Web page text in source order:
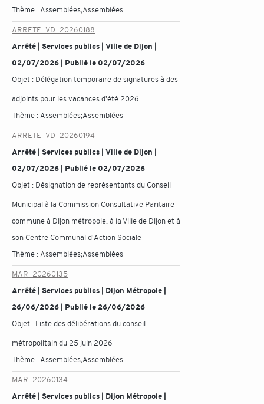
Thème : Assemblées;Assemblées
ARRETE_VD_20260188
Arrêté | Services publics | Ville de Dijon |
02/07/2026 | Publié le 02/07/2026
Objet : Délégation temporaire de signatures à des
adjoints pour les vacances d'été 2026
Thème : Assemblées;Assemblées
ARRETE_VD_20260194
Arrêté | Services publics | Ville de Dijon |
02/07/2026 | Publié le 02/07/2026
Objet : Désignation de représentants du Conseil
Municipal à la Commission Consultative Paritaire
commune à Dijon métropole, à la Ville de Dijon et à
son Centre Communal d'Action Sociale
Thème : Assemblées;Assemblées
MAR_20260135
Arrêté | Services publics | Dijon Métropole |
26/06/2026 | Publié le 26/06/2026
Objet : Liste des délibérations du conseil
métropolitain du 25 juin 2026
Thème : Assemblées;Assemblées
MAR_20260134
Arrêté | Services publics | Dijon Métropole |